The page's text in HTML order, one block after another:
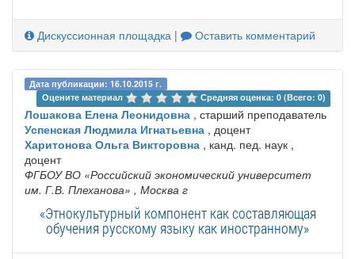
Дискуссионная площадка | Оставить комментарий
Дата публикации: 16.10.2015 г.
Оцените материал
Средняя оценка: 0 (Всего: 0)
Лошакова Елена Леонидовна , старший преподаватель
Успенская Людмила Игнатьевна , доцент
Харитонова Ольга Викторовна , канд. пед. наук ,
доцент
ФГБОУ ВО «Российский экономический университет
им. Г.В. Плеханова» , Москва г
«Этнокультурный компонент как составляющая
обучения русскому языку как иностранному»